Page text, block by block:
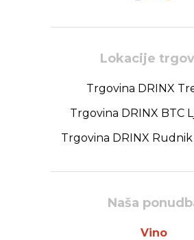
Lokacije
Trgovina DRINX
Trgovina DRINX BTC
Trgovina DRINX
Naša
Vino